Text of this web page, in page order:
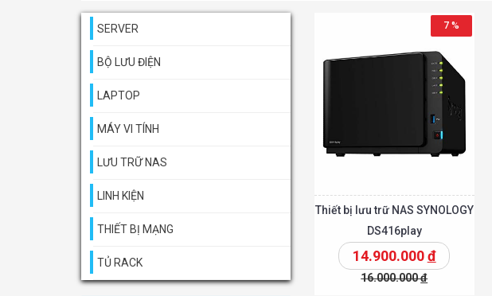
SERVER
BỘ LƯU ĐIỆN
LAPTOP
MÁY VI TÍNH
LƯU TRỮ NAS
LINH KIỆN
THIẾT BỊ MẠNG
TỦ RACK
7 %
Thêm vào giỏ
Thiết bị lưu trữ NAS SYNOLOGY
DS416play
14.900.000đ
16.000.000đ